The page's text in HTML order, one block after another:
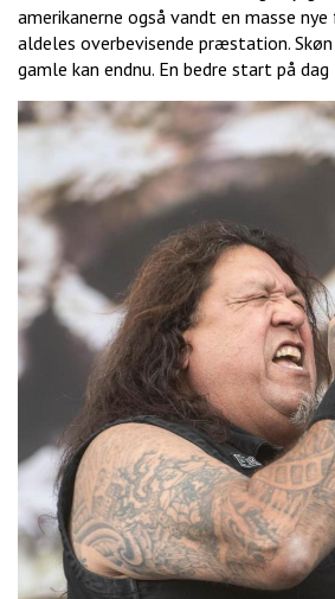
amerikanerne også vandt en masse nye
aldeles overbevisende præstation.
gamle kan endnu. En bedre start på